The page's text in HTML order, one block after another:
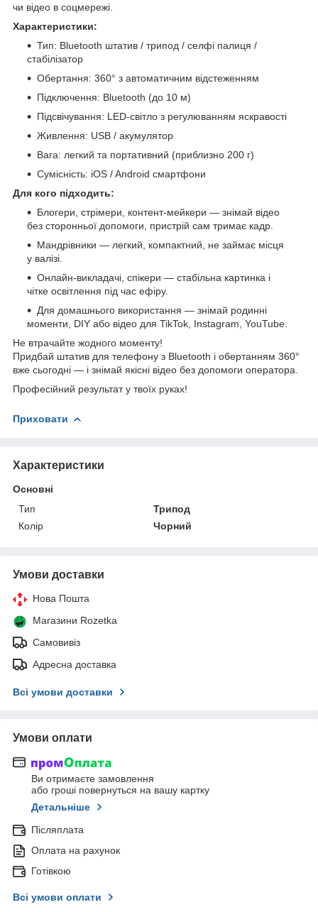
чи відео в соцмережі.
Характеристики:
Тип: Bluetooth штатив / трипод / селфі палиця /
стабілізатор
Обертання: 360° з автоматичним відстеженням
Підключення: Bluetooth (до 10 м)
Підсвічування: LED-світло з регулюванням яскравості
Живлення: USB / акумулятор
Вага: легкий та портативний (приблизно 200 г)
Сумісність: iOS / Android смартфони
Для кого підходить:
Блогери, стрімери, контент-мейкери — знімай відео
без сторонньої допомоги, пристрій сам тримає кадр.
Мандрівники — легкий, компактний, не займає місця
у валізі.
Онлайн-викладачі, спікери — стабільна картинка і
чітке освітлення під час ефіру.
Для домашнього використання — знімай родинні
моменти, DIY або відео для TikTok, Instagram, YouTube.
Не втрачайте жодного моменту!
Придбай штатив для телефону з Bluetooth і обертанням 360°
вже сьогодні — і знімай якісні відео без допомоги оператора.
Професійний результат у твоїх руках!
Приховати
Характеристики
Основні
Тип
Трипод
Колір
Чорний
Умови доставки
Нова Пошта
Магазини Rozetka
Самовивіз
Адресна доставка
Всі умови доставки
Умови оплати
Ви отримаєте замовлення
або гроші повернуться на вашу картку
Детальніше
Післяплата
Оплата на рахунок
Готівкою
Всі умови оплати